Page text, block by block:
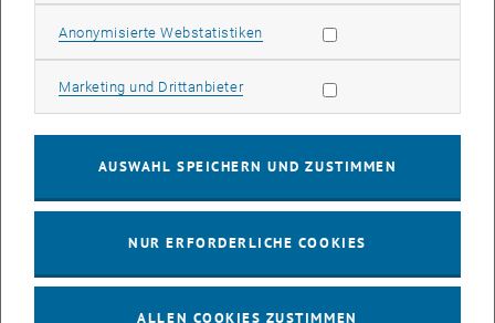
Info Session Learning Journey Turin
03
INFORMATIONSVERANSTALTUNG Online, Via Zoom
Anonymisierte WebstatistikenStatistik Cookies zulassen
Marketing und DrittanbieterMarketing Cookies zulassen
AUSWAHL SPEICHERN UND ZUSTIMMEN
NUR ERFORDERLICHE COOKIES
ALLEN COOKIES ZUSTIMMEN